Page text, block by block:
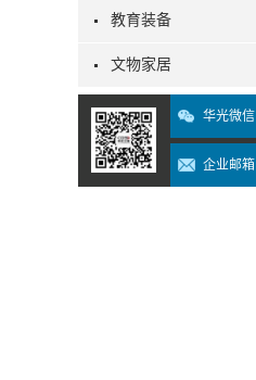
教育装备
文物家居
华光微信
企业邮箱